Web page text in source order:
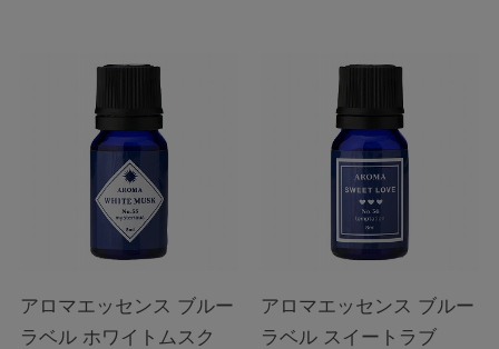
アロマエッセンス ブルー
ラベル ホワイトムスク
アロマエッセンス ブルー
ラベル スイートラブ